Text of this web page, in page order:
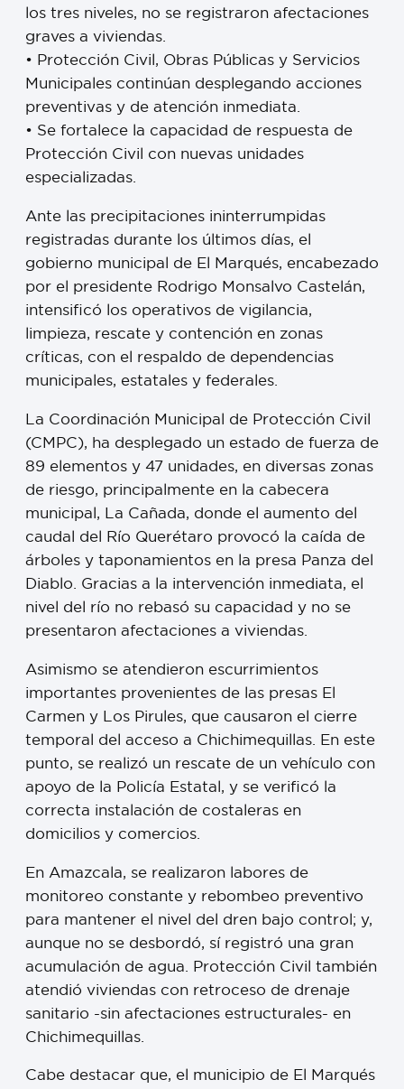
los tres niveles, no se registraron afectaciones
graves a viviendas.
• Protección Civil, Obras Públicas y Servicios
Municipales continúan desplegando acciones
preventivas y de atención inmediata.
• Se fortalece la capacidad de respuesta de
Protección Civil con nuevas unidades
especializadas.
Ante las precipitaciones ininterrumpidas
registradas durante los últimos días, el
gobierno municipal de El Marqués, encabezado
por el presidente Rodrigo Monsalvo Castelán,
intensificó los operativos de vigilancia,
limpieza, rescate y contención en zonas
críticas, con el respaldo de dependencias
municipales, estatales y federales.
La Coordinación Municipal de Protección Civil
(CMPC), ha desplegado un estado de fuerza de
89 elementos y 47 unidades, en diversas zonas
de riesgo, principalmente en la cabecera
municipal, La Cañada, donde el aumento del
caudal del Río Querétaro provocó la caída de
árboles y taponamientos en la presa Panza del
Diablo. Gracias a la intervención inmediata, el
nivel del río no rebasó su capacidad y no se
presentaron afectaciones a viviendas.
Asimismo se atendieron escurrimientos
importantes provenientes de las presas El
Carmen y Los Pirules, que causaron el cierre
temporal del acceso a Chichimequillas. En este
punto, se realizó un rescate de un vehículo con
apoyo de la Policía Estatal, y se verificó la
correcta instalación de costaleras en
domicilios y comercios.
En Amazcala, se realizaron labores de
monitoreo constante y rebombeo preventivo
para mantener el nivel del dren bajo control; y,
aunque no se desbordó, sí registró una gran
acumulación de agua. Protección Civil también
atendió viviendas con retroceso de drenaje
sanitario -sin afectaciones estructurales- en
Chichimequillas.
Cabe destacar que, el municipio de El Marqués